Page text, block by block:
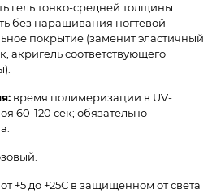
гель тонко-средней толщины
без наращивания ногтевой
покрытие (заменит эластичный
акригель соответствующего
время полимеризации в UV-
60-120 сек; обязательно
+5 до +25С в защищенном от света